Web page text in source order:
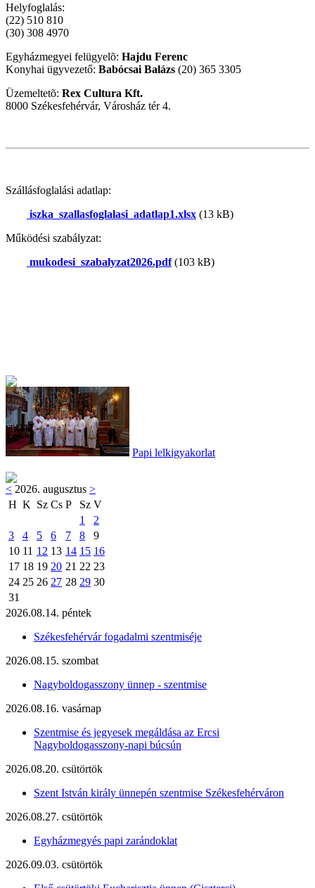
Helyfoglalás:
(22) 510 810
(30) 308 4970
Egyházmegyei felügyelõ: Hajdu Ferenc
Konyhai ügyvezető: Babócsai Balázs (20) 365 3305
Üzemeltetõ: Rex Cultura Kft.
8000 Székesfehérvár, Városház tér 4.
Szállásfoglalási adatlap:
iszka_szallasfoglalasi_adatlap1.xlsx (13 kB)
Működési szabályzat:
mukodesi_szabalyzat2026.pdf(103 kB)
Papi lelkigyakorlat
< 2026. augusztus >
H K Sz Cs P Sz V
1
2
3
4 5 6 7 8
9
10 11 12 13 14 15 16
17 18 19 20 21 22 23
24 25 26 27 28 29 30
31
2026.08.14. péntek
Székesfehérvár fogadalmi szentmiséje
2026.08.15. szombat
Nagyboldogasszony ünnep - szentmise
2026.08.16. vasárnap
Szentmise és jegyesek megáldása az Ercsi
Nagyboldogasszony-napi búcsún
2026.08.20. csütörtök
Szent István király ünnepén szentmise Székesfehérváron
2026.08.27. csütörtök
Egyházmegyés papi zarándoklat
2026.09.03. csütörtök